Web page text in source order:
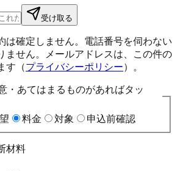
受け取る
は確定しません。電話番号を伺わない
ません。メールアドレスは、この件の
す（プライバシーポリシー）。
・あてはまるものがあればタッ
料金 対象 申込前確認
材料